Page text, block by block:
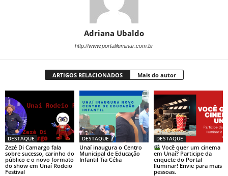
Adriana Ubaldo
http://www.portaliluminar.com.br
ARTIGOS RELACIONADOS Mais do autor
DESTAQUE
Zezé Di Camargo fala
sobre sucesso, carinho do
público e o novo formato
do show em Unaí Rodeio
Festival
DESTAQUE
Unaí inaugura o Centro
Municipal de Educação
Infantil Tia Célia
DESTAQUE
Você quer um cinema
em Unaí? Participe da
enquete do Portal
Iluminar! Envie para mais
pessoas.